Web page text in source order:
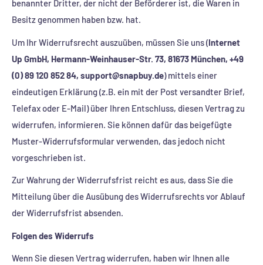
benannter Dritter, der nicht der Beförderer ist, die Waren in
Besitz genommen haben bzw. hat.
Um Ihr Widerrufsrecht auszuüben, müssen Sie uns (Internet
Up GmbH, Hermann-Weinhauser-Str. 73, 81673 München, +49
(0) 89 120 852 84, support@snapbuy.de) mittels einer
eindeutigen Erklärung (z.B. ein mit der Post versandter Brief,
Telefax oder E-Mail) über Ihren Entschluss, diesen Vertrag zu
widerrufen, informieren. Sie können dafür das beigefügte
Muster-Widerrufsformular verwenden, das jedoch nicht
vorgeschrieben ist.
Zur Wahrung der Widerrufsfrist reicht es aus, dass Sie die
Mitteilung über die Ausübung des Widerrufsrechts vor Ablauf
der Widerrufsfrist absenden.
Folgen des Widerrufs
Wenn Sie diesen Vertrag widerrufen, haben wir Ihnen alle